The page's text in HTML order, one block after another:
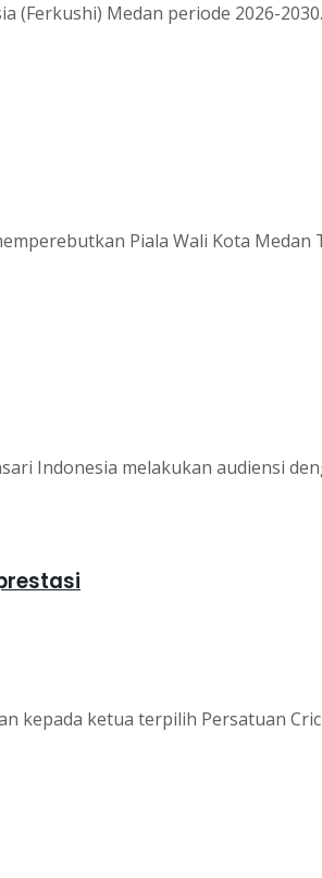
Medan periode 2026-
Piala Wali Kota Medan
Indonesia melakukan audiensi
kepada ketua terpilih Persatuan